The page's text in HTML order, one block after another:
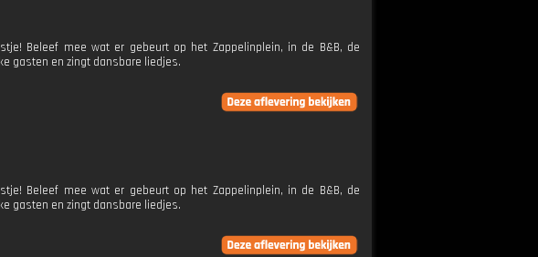
Beleef mee wat er gebeurt op het Zappelinplein, in de B&B, de
gasten en zingt dansbare liedjes.
Beleef mee wat er gebeurt op het Zappelinplein, in de B&B, de
gasten en zingt dansbare liedjes.